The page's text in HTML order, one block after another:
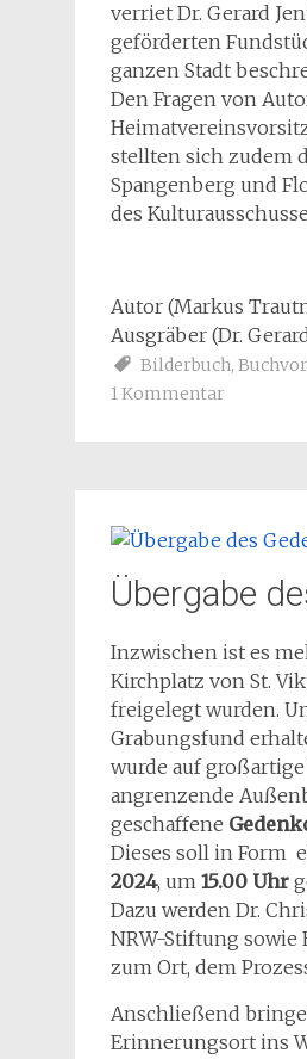
verriet Dr. Gerard
geförderten
ganzen Stadt
Den Fragen von
stellten sich zudem
Spangenberg und
des
Autor (Markus
Ausgräber (Dr.
Bilderbuch,
1 Kommentar
Übergabe
Inzwischen ist es
Kirchplatz von St.
freigelegt wurden.
Grabungsfund
wurde auf
angrenzende
geschaffene
Dieses soll in Form
2024, um 15.00 Uhr
Dazu werden Dr.
NRW-Stiftung sowie
zum Ort, dem
Anschließend
Erinnerungsort ins